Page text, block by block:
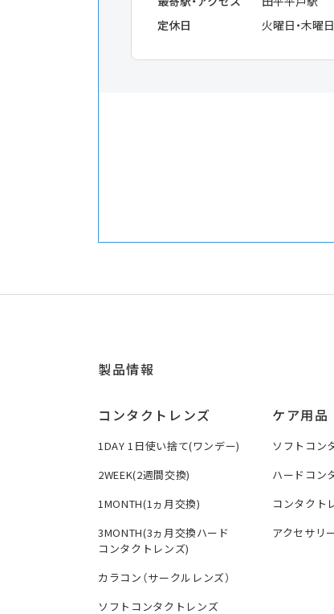
定休日
火曜日・木曜
製品情報
コンタクトレンズ
1DAY 1日使い捨て(ワンデー)
2WEEK(2週間交換)
1MONTH(1ヵ月交換)
3MONTH(3ヵ月交換ハード
コンタクトレンズ)
カラコン（サークルレンズ）
ソフトコンタクトレンズ
ケア用品
ソフトコン
ハードコン
コンタクト
アクセサリ